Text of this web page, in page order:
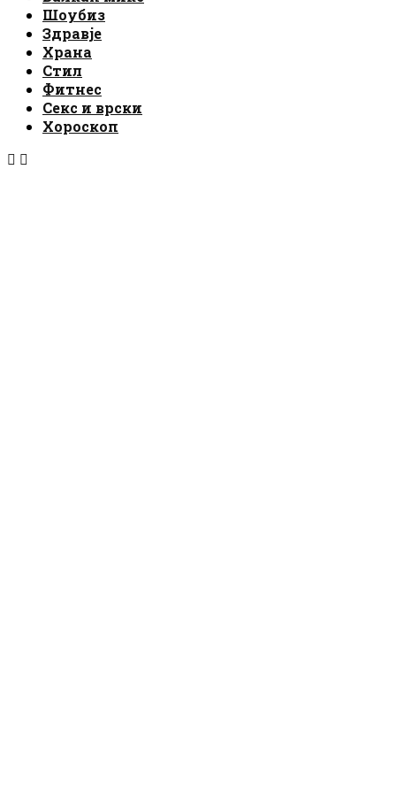
Шоубиз
Здравје
Храна
Стил
Фитнес
Секс и врски
Хороскоп